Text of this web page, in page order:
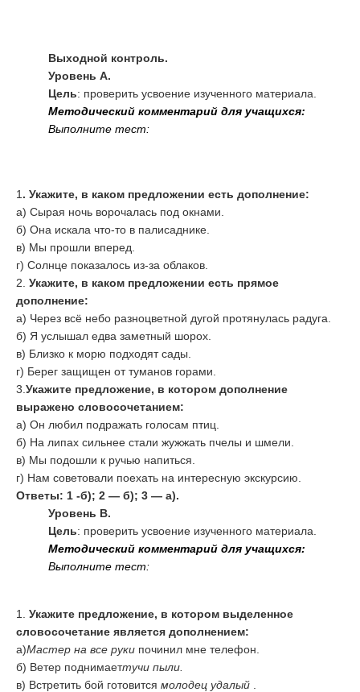
Выходной контроль.
Уровень А.
Цель: проверить усвоение изученного материала.
Методический комментарий для учащихся:
Выполните тест:
1 . Укажите, в каком предложении есть дополнение:
а) Сырая ночь ворочалась под окнами.
б) Она искала что-то в палисаднике.
в) Мы прошли вперед.
г) Солнце показалось из-за облаков.
2. Укажите, в каком предложении есть прямое
дополнение:
а) Через всё небо разноцветной дугой протянулась радуга.
б) Я услышал едва заметный шорох.
в) Близко к морю подходят сады.
г) Берег защищен от туманов горами.
3. Укажите предложение, в котором дополнение
выражено словосочетанием:
а) Он любил подражать голосам птиц.
б) На липах сильнее стали жужжать пчелы и шмели.
в) Мы подошли к ручью напиться.
г) Нам советовали поехать на интересную экскурсию.
Ответы: 1 -б); 2 — б); 3 — а).
Уровень В.
Цель: проверить усвоение изученного материала.
Методический комментарий для учащихся:
Выполните тест:
1. Укажите предложение, в котором выделенное
словосочетание является дополнением:
а)Мастер на все руки починил мне телефон.
б) Ветер поднимаеттучи пыли.
в) Встретить бой готовится молодец удалый